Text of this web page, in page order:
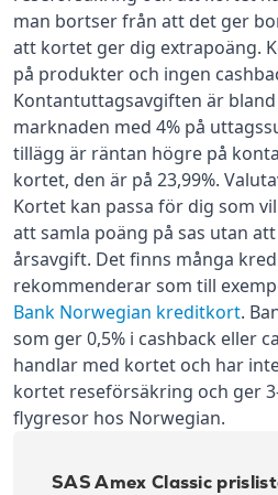
man bortser från att det ger
att kortet ger dig extrapoäng.
på produkter och ingen
Kontantuttagsavgiften är
marknaden med 4% på
tillägg är räntan högre på
kortet, den är på 23,99%.
Kortet kan passa för dig som
att samla poäng på sas utan
årsavgift. Det finns många
rekommenderar som till
Bank Norwegian kreditkort.
som ger 0,5% i cashback eller
handlar med kortet och har
kortet reseförsäkring och ger
flygresor hos Norwegian.
SAS Amex Classic